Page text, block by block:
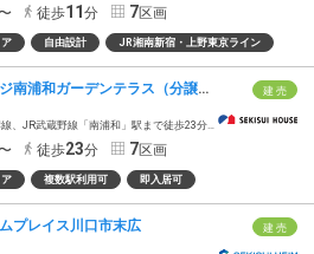
徒歩11分 7区画
自由設計 JR湘南新宿・上野東京ライン
建 売
コモンステージ南浦和ガーデンテラス（分譲住宅）
JR武蔵野線「南浦和」駅まで徒歩23分（最長）
徒歩23分 7区画
複数駅利用可 即入居可
建 売
プレイス川口市末広